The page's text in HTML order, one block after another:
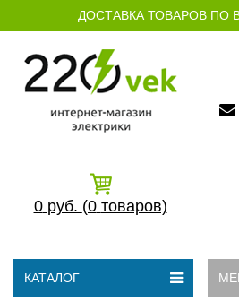
ДОСТАВКА ТОВАРОВ ПО
0 руб. (0 товаров)
КАТАЛОГ